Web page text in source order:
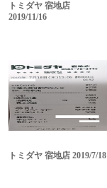
トミダヤ 宿地店
2019/11/16
トミダヤ 宿地店 2019/7/18